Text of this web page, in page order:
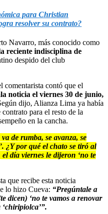
para Christian
resolver su contrato?
Navarro, más conocido como
reciente indisciplina de
despido del club
comentarista contó que el
noticia el viernes 30 de junio,
dijo, Alianza Lima ya había
para el resto de la
en la cancha.
de rumba, se avanza, se
¿Y por qué el chato se tiró al
día viernes le dijeron ‘no te
que recibe esta noticia
lo hizo Cueva: “Pregúntale a
dicen) ‘no te vamos a renovar